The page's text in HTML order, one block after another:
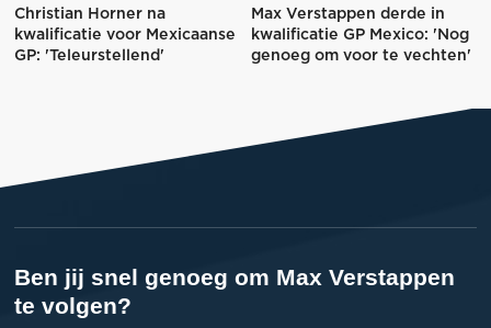
Christian Horner na
kwalificatie voor Mexicaanse
GP: 'Teleurstellend'
Max Verstappen derde in
kwalificatie GP Mexico: 'Nog
genoeg om voor te vechten'
Ben jij snel genoeg om Max Verstappen
te volgen?